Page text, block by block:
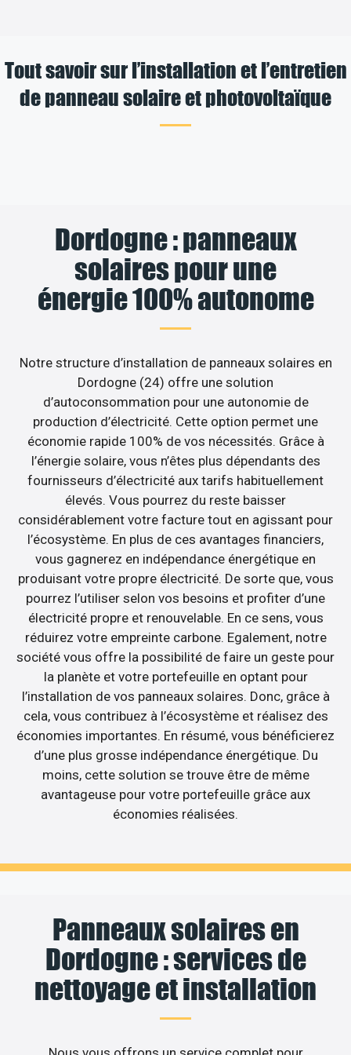
Tout savoir sur l’installation et l’entretien
de panneau solaire et photovoltaïque
Dordogne : panneaux
solaires pour une
énergie 100% autonome
Notre structure d’installation de panneaux solaires en
Dordogne (24) offre une solution
d’autoconsommation pour une autonomie de
production d’électricité. Cette option permet une
économie rapide 100% de vos nécessités. Grâce à
l’énergie solaire, vous n’êtes plus dépendants des
fournisseurs d’électricité aux tarifs habituellement
élevés. Vous pourrez du reste baisser
considérablement votre facture tout en agissant pour
l’écosystème. En plus de ces avantages financiers,
vous gagnerez en indépendance énergétique en
produisant votre propre électricité. De sorte que, vous
pourrez l’utiliser selon vos besoins et profiter d’une
électricité propre et renouvelable. En ce sens, vous
réduirez votre empreinte carbone. Egalement, notre
société vous offre la possibilité de faire un geste pour
la planète et votre portefeuille en optant pour
l’installation de vos panneaux solaires. Donc, grâce à
cela, vous contribuez à l’écosystème et réalisez des
économies importantes. En résumé, vous bénéficierez
d’une plus grosse indépendance énergétique. Du
moins, cette solution se trouve être de même
avantageuse pour votre portefeuille grâce aux
économies réalisées.
Panneaux solaires en
Dordogne : services de
nettoyage et installation